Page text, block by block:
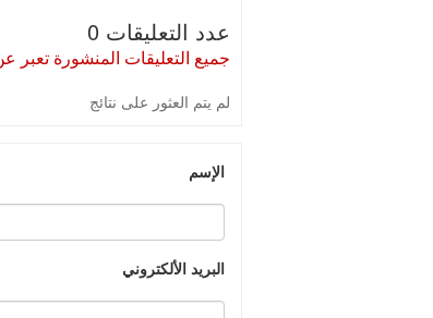
عدد التعليقات 0
جميع التعليقات المنشورة تعبر
لم يتم العثور على نتائج
الإسم
البريد الألكتروني